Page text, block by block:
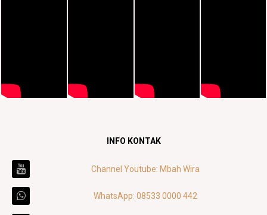
INFO KONTAK
Channel Youtube: Mbah Wira
WhatsApp: 08533 0000 442